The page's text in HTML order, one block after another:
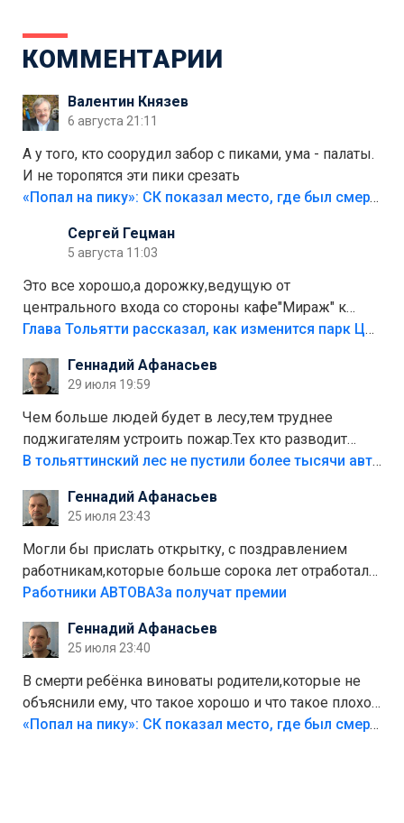
КОММЕНТАРИИ
Валентин Князев
6 августа 21:11
А у того, кто соорудил забор с пиками, ума - палаты.
И не торопятся эти пики срезать
«Попал на пику»: СК показал место, где был смертельно травмирован ребенок в Тольятти
Сергей Гецман
5 августа 11:03
Это все хорошо,а дорожку,ведущую от
центрального входа со стороны кафе"Мираж" к
аттракционам слабо доделать?А то бордюры
лежала в парке и испортилась.Да еще,видимо,часть
украли.
Глава Тольятти рассказал, как изменится парк Центрального района
Геннадий Афанасьев
29 июля 19:59
Чем больше людей будет в лесу,тем труднее
поджигателям устроить пожар.Тех кто разводит
костры,тех надо безбожно штрафовать.Камер полно
Штрафы мизерные.
В тольяттинский лес не пустили более тысячи автомобилей
Геннадий Афанасьев
25 июля 23:43
Могли бы прислать открытку, с поздравлением
работникам,которые больше сорока лет отработали
на предприятии.
Работники АВТОВАЗа получат премии
Геннадий Афанасьев
25 июля 23:40
В смерти ребёнка виноваты родители,которые не
объяснили ему, что такое хорошо и что такое плохо!
Лезть через такой забор,верх безумия,есть же
«Попал на пику»: СК показал место, где был смертельно травмирован ребенок в Тольятти